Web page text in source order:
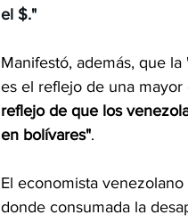
el $."
Manifestó, además, que
es el reflejo de una
reflejo de que los
en bolívares".
El economista
donde consumada la